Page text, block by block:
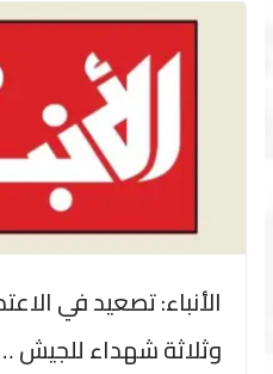
الأنباء: تصعيد في
وثلاثة شهداء للجيش